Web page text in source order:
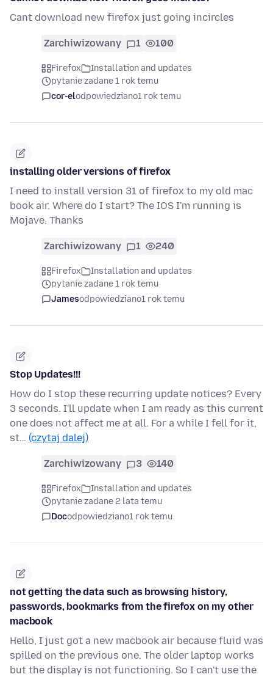
Cant download new firefox just going incircles
Zarchiwizowany 1 100
Firefox
Installation and updates
pytanie zadane 1 rok temu
cor-elodpowiedziano1 rok temu
installing older versions of firefox
I need to install version 31 of firefox to my old mac
book air. Where do I start? The IOS I'm running is
Mojave. Thanks
Zarchiwizowany 1 240
Firefox
Installation and updates
pytanie zadane 1 rok temu
Jamesodpowiedziano1 rok temu
Stop Updates!!!
How do I stop these recurring update notices? Every
3 seconds. I'll update when I am ready as this current
one does not affect me at all. For a while I fell for it,
st… (czytaj dalej)
Zarchiwizowany 3 140
Firefox
Installation and updates
pytanie zadane 2 lata temu
Docodpowiedziano1 rok temu
not getting the data such as browsing history,
passwords, bookmarks from the firefox on my other
macbook
Hello, I just got a new macbook air because fluid was
spilled on the previous one. The older laptop works
but the display is not functioning. So I can't use the